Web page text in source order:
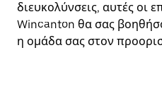
διευκολύνσεις, αυτές οι
Wincanton θα σας
η ομάδα σας στον